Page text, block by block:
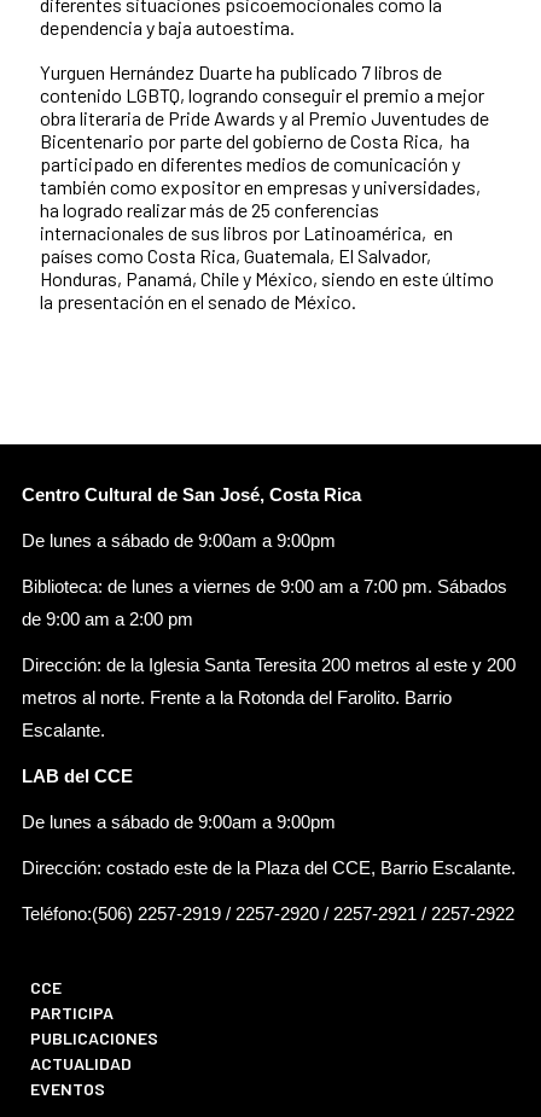
dependencia y baja autoestima.
Yurguen Hernández Duarte ha publicado 7 libros de
contenido LGBTQ, logrando conseguir el premio a mejor
obra literaria de Pride Awards y al Premio Juventudes de
Bicentenario por parte del gobierno de Costa Rica, ha
participado en diferentes medios de comunicación y
también como expositor en empresas y universidades,
ha logrado realizar más de 25 conferencias
internacionales de sus libros por Latinoamérica, en
países como Costa Rica, Guatemala, El Salvador,
Honduras, Panamá, Chile y México, siendo en este último
la presentación en el senado de México.
Centro Cultural de San José, Costa Rica
De lunes a sábado de 9:00am a 9:00pm
Biblioteca: de lunes a viernes de 9:00 am a 7:00 pm. Sábados
de 9:00 am a 2:00 pm
Dirección: de la Iglesia Santa Teresita 200 metros al este y 200
metros al norte. Frente a la Rotonda del Farolito. Barrio
Escalante.
LAB del CCE
De lunes a sábado de 9:00am a 9:00pm
Dirección: costado este de la Plaza del CCE, Barrio Escalante.
Teléfono:(506) 2257-2919 / 2257-2920 / 2257-2921 / 2257-2922
CCE
PARTICIPA
PUBLICACIONES
ACTUALIDAD
EVENTOS